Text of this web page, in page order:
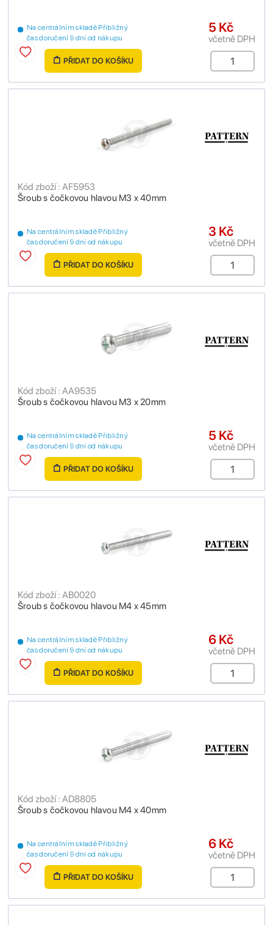
Na centrálním skladě Přibližný
čas doručení 9 dní od nákupu
5 Kč
včetně DPH
PŘIDAT DO KOŠÍKU
Šroub s čočkovou hlavou M3 x 40mm
Kód zboží : AF5953
Na centrálním skladě Přibližný
čas doručení 9 dní od nákupu
3 Kč
včetně DPH
PŘIDAT DO KOŠÍKU
Šroub s čočkovou hlavou M3 x 20mm
Kód zboží : AA9535
Na centrálním skladě Přibližný
čas doručení 9 dní od nákupu
5 Kč
včetně DPH
PŘIDAT DO KOŠÍKU
Šroub s čočkovou hlavou M4 x 45mm
Kód zboží : AB0020
Na centrálním skladě Přibližný
čas doručení 9 dní od nákupu
6 Kč
včetně DPH
PŘIDAT DO KOŠÍKU
Šroub s čočkovou hlavou M4 x 40mm
Kód zboží : AD8805
Na centrálním skladě Přibližný
čas doručení 9 dní od nákupu
6 Kč
včetně DPH
PŘIDAT DO KOŠÍKU